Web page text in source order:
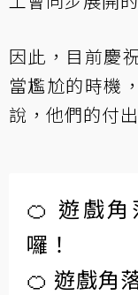
因此，目前慶
當尷尬的時機
說，他們的付
🍊 遊戲角
囉！
🍊 遊戲角